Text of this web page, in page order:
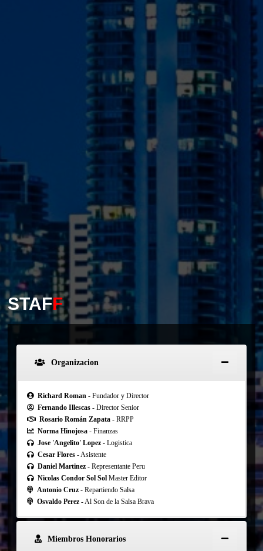
STAFF
Organizacion
Richard Roman- Fundador y Director
Fernando Illescas- Director Senior
Rosario Román Zapata - RRPP
Norma Hinojosa- Finanzas
Jose 'Angelito' Lopez- Logistica
Cesar Flores- Asistente
Daniel Martinez- Representante Peru
Nicolas Condor Sol SolMaster Editor
Antonio Cruz- Repartiendo Salsa
Osvaldo Perez - Al Son de la Salsa Brava
Miembros Honorarios